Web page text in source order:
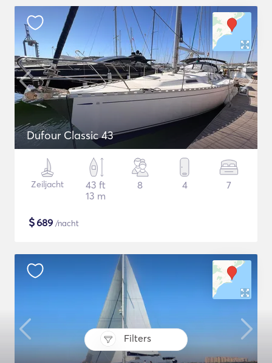
Filters
Dufour Classic 43
Zeiljacht
43 ft
13 m
8 4 7
$689 /nacht